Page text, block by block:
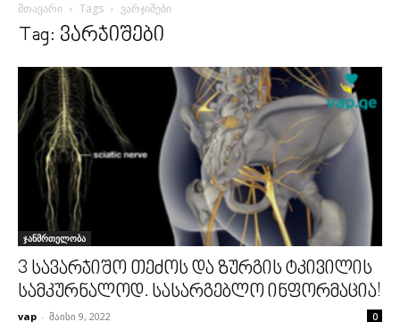
მთავარი Tags ვარჯიშები
Tag: ვარჯიშები
ჯანმრთელობა
3 სავარჯიშო თეძოს და ზურგის ტკივილის
სამკურნალოდ. სასარგებლო ინფორმაცია!
vap - მაისი 9, 2022 0